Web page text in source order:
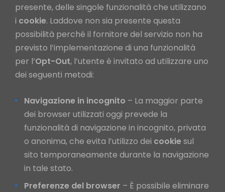
presente, delle singole funzionalità che utilizzano
i cookie. Laddove non sia presente questa
possibilità perché il fornitore del servizio non ha
previsto l’implementazione di una funzionalità
per l’Opt-Out, l’utente è invitato ad utilizzare uno
dei seguenti metodi:
Navigazione in incognito – La maggior parte
dei browser utilizzati oggi prevede la
funzionalità di navigazione in incognito, privata
o anonima, che evita l’utilizzo dei cookie sul
sito temporaneamente durante la navigazione
in tale stato.
Preferenze del browser – È possibile eliminare